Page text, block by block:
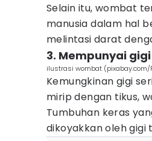
Selain itu, wombat
manusia dalam hal
melintasi darat
3. Mempunyai
ilustrasi wombat (pixabay.com/
Kemungkinan gigi
mirip dengan tikus,
Tumbuhan keras
dikoyakkan oleh gigi